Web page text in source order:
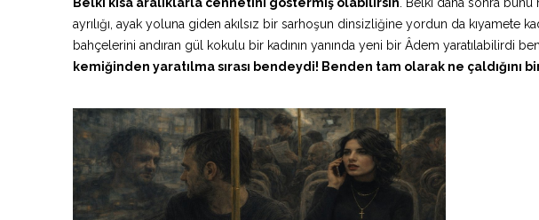
ayrılığı, ayak yoluna giden akılsız bir sarhoşun dinsizliğine yordun da kıyamete
bahçelerini andıran gül kokulu bir kadının yanında yeni bir Âdem yaratılabilirdi
kemiğinden yaratılma sırası bendeydi! Benden tam olarak ne çaldığını